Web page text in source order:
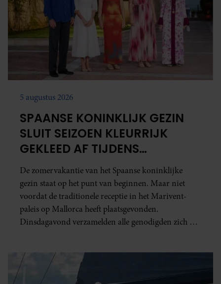
5 augustus 2026
SPAANSE KONINKLIJK GEZIN
SLUIT SEIZOEN KLEURRIJK
GEKLEED AF TIJDENS
TRADITIONELE RECEPTIE
De zomervakantie van het Spaanse koninklijke
gezin staat op het punt van beginnen. Maar niet
voordat de traditionele receptie in het Marivent-
paleis op Mallorca heeft plaatsgevonden.
Dinsdagavond verzamelden alle genodigden zich bij